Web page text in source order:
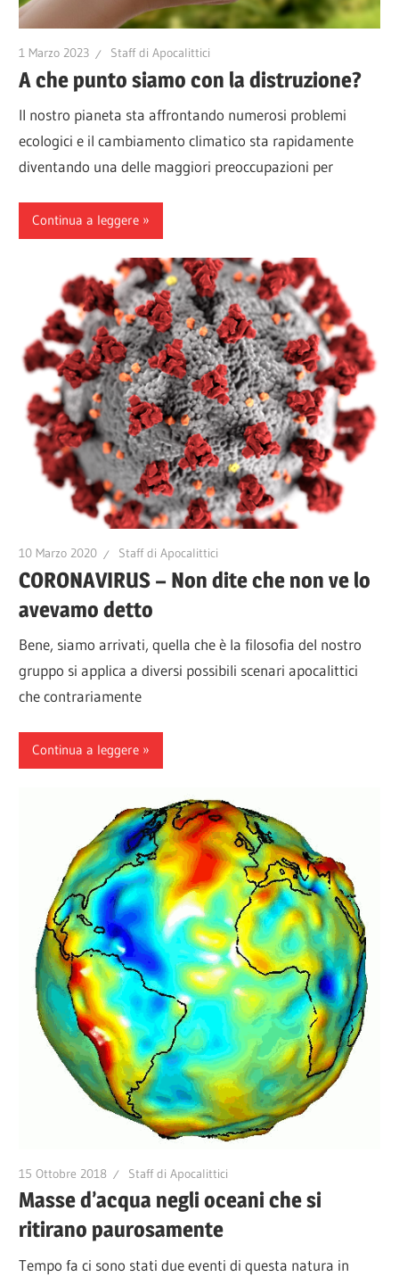
1 Marzo 2023 Staff di Apocalittici
A che punto siamo con la distruzione?
Il nostro pianeta sta affrontando numerosi problemi
ecologici e il cambiamento climatico sta rapidamente
diventando una delle maggiori preoccupazioni per
Continua a leggere
10 Marzo 2020 Staff di Apocalittici
CORONAVIRUS – Non dite che non ve lo
avevamo detto
Bene, siamo arrivati, quella che è la filosofia del nostro
gruppo si applica a diversi possibili scenari apocalittici
che contrariamente
Continua a leggere
15 Ottobre 2018 Staff di Apocalittici
Masse d’acqua negli oceani che si
ritirano paurosamente
Tempo fa ci sono stati due eventi di questa natura in